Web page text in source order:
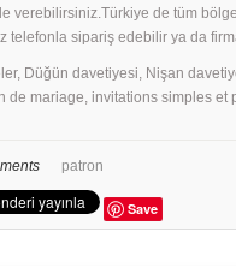
verebilirsiniz.Türkiye de tüm
telefonla sipariş edebilir ya da
Düğün davetiyesi, Nişan
de mariage, invitations simples
patron
Save